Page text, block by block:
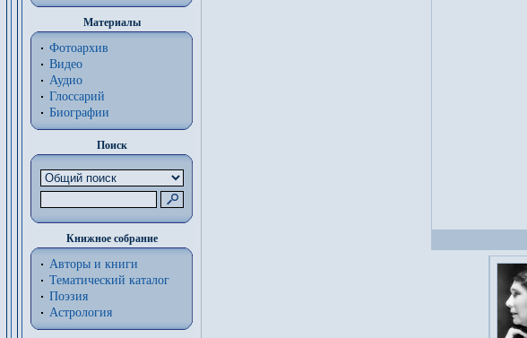
Материалы
Фотоархив
Видео
Аудио
Глоссарий
Биографии
Поиск
Книжное собрание
Авторы и книги
Тематический каталог
Поэзия
Астрология